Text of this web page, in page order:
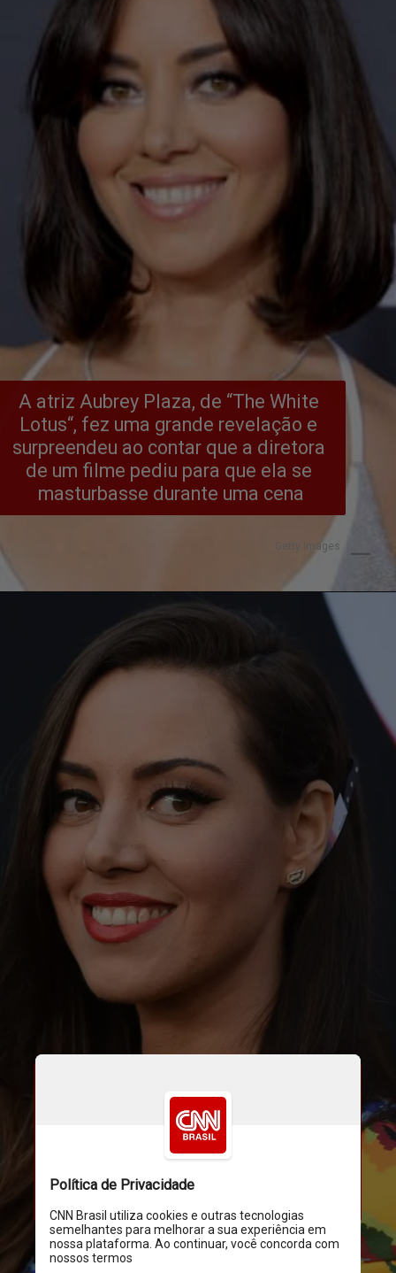
A atriz Aubrey Plaza, de “The White
Lotus“, fez uma grande revelação e
surpreendeu ao contar que a diretora
de um filme pediu para que ela se
masturbasse durante uma cena
Getty Images
revelou que Maggie Carey, diretora
do filme “O Diário de uma Virgem”,
em que a atriz interpretava Brandy
Klark, falou para ela se masturbar